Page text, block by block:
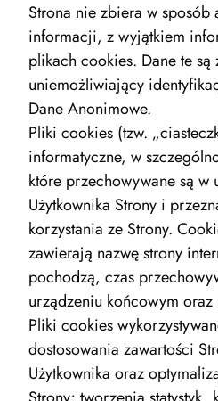
Strona nie zbiera w sposób
informacji, z wyjątkiem
plikach cookies. Dane te
uniemożliwiający
Dane Anonimowe.
Pliki cookies (tzw.
informatyczne, w
które przechowywane są w
Użytkownika Strony i
korzystania ze Strony.
zawierają nazwę strony
pochodzą, czas
urządzeniu końcowym oraz
Pliki cookies
dostosowania zawartości
Użytkownika oraz